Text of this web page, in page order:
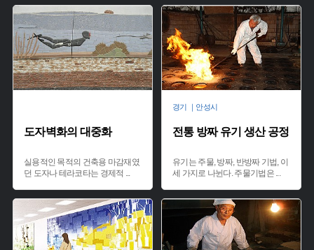
도자벽화의 대중화
실용적인 목적의 건축용 마감재였
던 도자나 테라코타는 경제적 ...
경기 ｜안성시
전통 방짜 유기 생산 공정
유기는 주물, 방짜, 반방짜 기법, 이
세 가지로 나뉜다. 주물기법은 ...